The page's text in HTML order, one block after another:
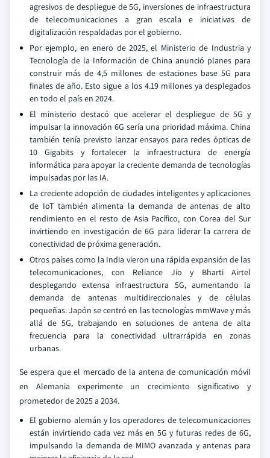
agresivos de despliegue de 5G, inversiones de infraestructura
de telecomunicaciones a gran escala e iniciativas de
digitalización respaldadas por el gobierno.
Por ejemplo, en enero de 2025, el Ministerio de Industria y
Tecnología de la Información de China anunció planes para
construir más de 4,5 millones de estaciones base 5G para
finales de año. Esto sigue a los 4.19 millones ya desplegados
en todo el país en 2024.
El ministerio destacó que acelerar el despliegue de 5G y
impulsar la innovación 6G sería una prioridad máxima. China
también tenía previsto lanzar ensayos para redes ópticas de
10 Gigabits y fortalecer la infraestructura de energía
informática para apoyar la creciente demanda de tecnologías
impulsadas por las IA.
La creciente adopción de ciudades inteligentes y aplicaciones
de IoT también alimenta la demanda de antenas de alto
rendimiento en el resto de Asia Pacífico, con Corea del Sur
invirtiendo en investigación de 6G para liderar la carrera de
conectividad de próxima generación.
Otros países como la India vieron una rápida expansión de las
telecomunicaciones, con Reliance Jio y Bharti Airtel
desplegando extensa infraestructura 5G, aumentando la
demanda de antenas multidireccionales y de células
pequeñas. Japón se centró en las tecnologías mmWave y más
allá de 5G, trabajando en soluciones de antena de alta
frecuencia para la conectividad ultrarrápida en zonas
urbanas.
Se espera que el mercado de la antena de comunicación móvil
en Alemania experimente un crecimiento significativo y
prometedor de 2025 a 2034.
El gobierno alemán y los operadores de telecomunicaciones
están invirtiendo cada vez más en 5G y futuras redes de 6G,
impulsando la demanda de MIMO avanzada y antenas para